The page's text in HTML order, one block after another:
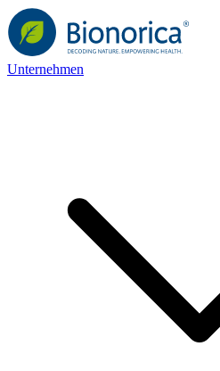
Unternehmen